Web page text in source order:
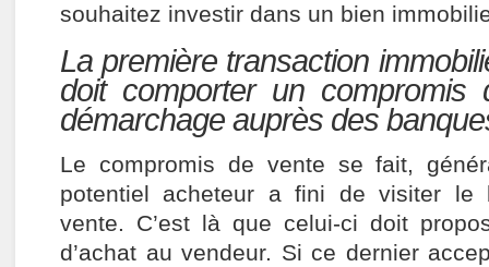
souhaitez investir dans un bien
La première transaction
doit comporter un
démarchage auprès des
Le compromis de vente se fait,
potentiel acheteur a fini de visiter le
vente. C’est là que celui-ci doit
d’achat au vendeur. Si ce dernier